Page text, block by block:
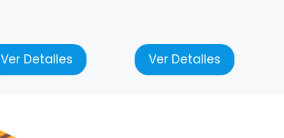
Ver Detalles Ver Detalles